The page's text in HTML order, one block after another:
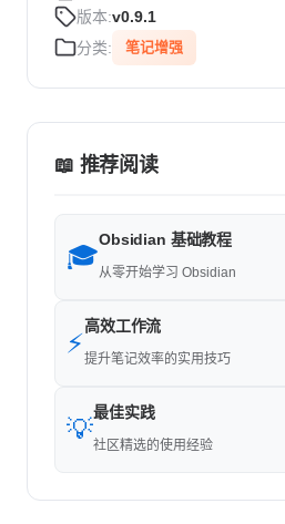
版本:v0.9.1
分类:
笔记增强
📖 推荐阅读
🎓
Obsidian 基础教程
从零开始学习 Obsidian
⚡
高效工作流
提升笔记效率的实用技巧
💡
最佳实践
社区精选的使用经验